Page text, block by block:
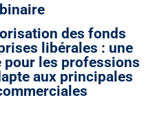
des fonds
libérales : une
pour les professions
aux principales